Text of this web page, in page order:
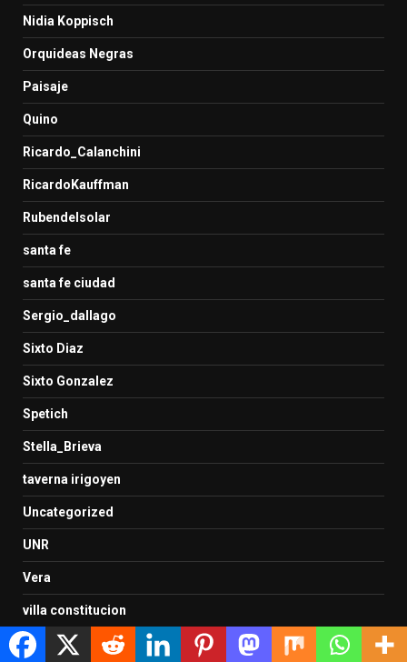
Nidia Koppisch
Orquideas Negras
Paisaje
Quino
Ricardo_Calanchini
RicardoKauffman
Rubendelsolar
santa fe
santa fe ciudad
Sergio_dallago
Sixto Diaz
Sixto Gonzalez
Spetich
Stella_Brieva
taverna irigoyen
Uncategorized
UNR
Vera
villa constitucion
Vurcharchuc Leandro